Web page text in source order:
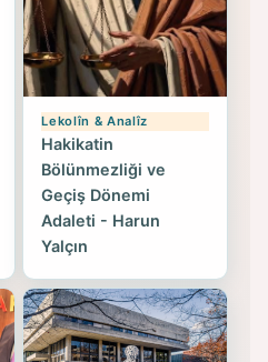
Lekolîn & Analîz
Hakikatin
Bölünmezliği ve
Geçiş Dönemi
Adaleti - Harun
Yalçın